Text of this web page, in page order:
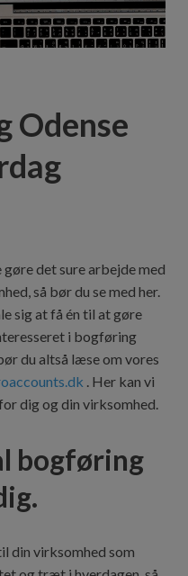
Odense
det sure arbejde med
så bør du se med her.
sig at få én til at gøre
i bogføring
du altså læse om vores
. Her kan vi
dig og din virksomhed.
bogføring
din virksomhed som